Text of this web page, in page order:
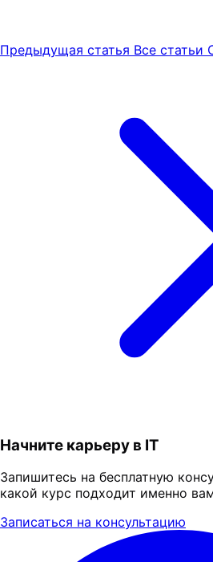
Предыдущая статья Все статьи
Начните карьеру в IT
Запишитесь на бесплатную
какой курс подходит именно
Записаться на консультацию